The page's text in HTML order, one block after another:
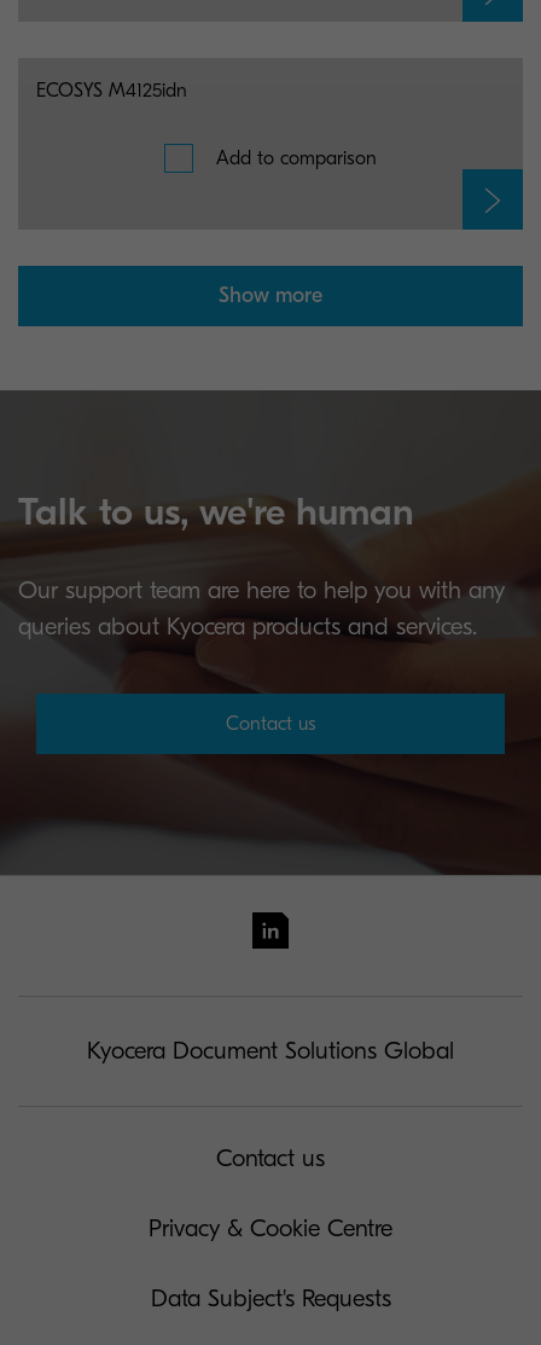
ECOSYS M4125idn
Add to comparison
Show more
Talk to us, we're human
Our support team are here to help you with any
queries about Kyocera products and services.
Contact us
Kyocera Document Solutions Global
Contact us
Privacy & Cookie Centre
Data Subject's Requests